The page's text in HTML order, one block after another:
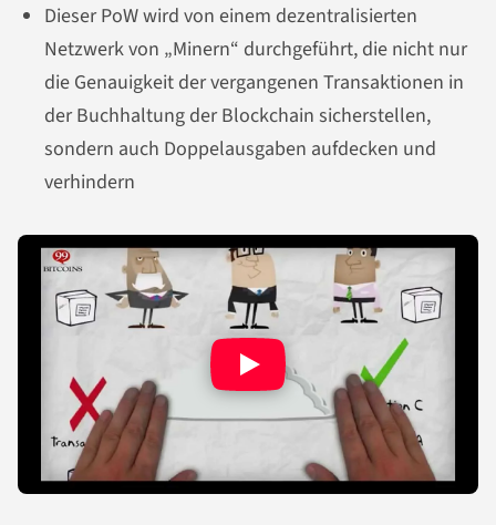
Dieser PoW wird von einem dezentralisierten
Netzwerk von „Minern“ durchgeführt, die nicht nur
die Genauigkeit der vergangenen Transaktionen in
der Buchhaltung der Blockchain sicherstellen,
sondern auch Doppelausgaben aufdecken und
verhindern